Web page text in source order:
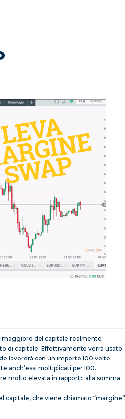
maggiore del capitale realmente
di capitale. Effettivamente verrà usato
lavorerà con un importo 100 volte
anch’essi moltiplicati per 100.
molto elevata in rapporto alla somma
capitale, che viene chiamato “margine”